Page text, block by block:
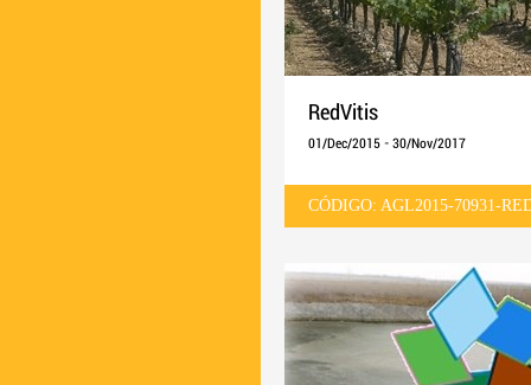
RedVitis
01/Dec/2015 - 30/Nov/2017
CÓDIGO: AGL2015-70931-